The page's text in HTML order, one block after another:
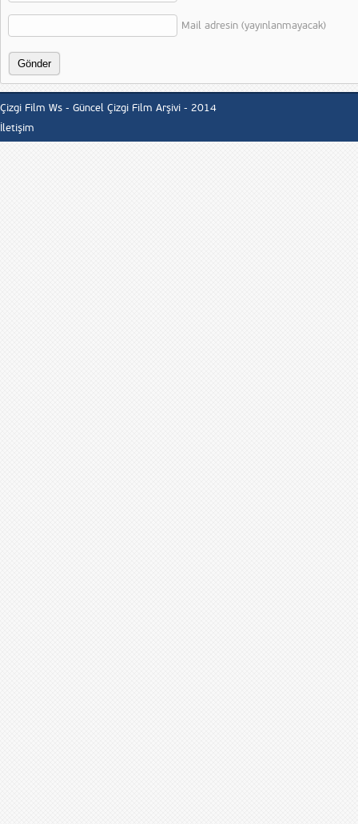
Mail adresin (yayınlanmayacak)
Çizgi Film Ws - Güncel Çizgi Film Arşivi - 2014
İletişim